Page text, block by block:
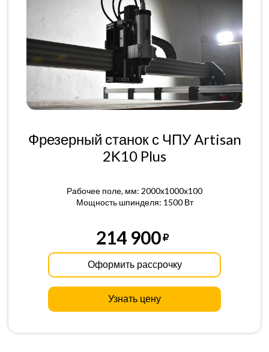
Фрезерный станок с ЧПУ Artisan
2K10 Plus
Рабочее поле, мм: 2000x1000x100
Мощность шпинделя: 1500 Вт
214 900
Оформить рассрочку
Узнать цену